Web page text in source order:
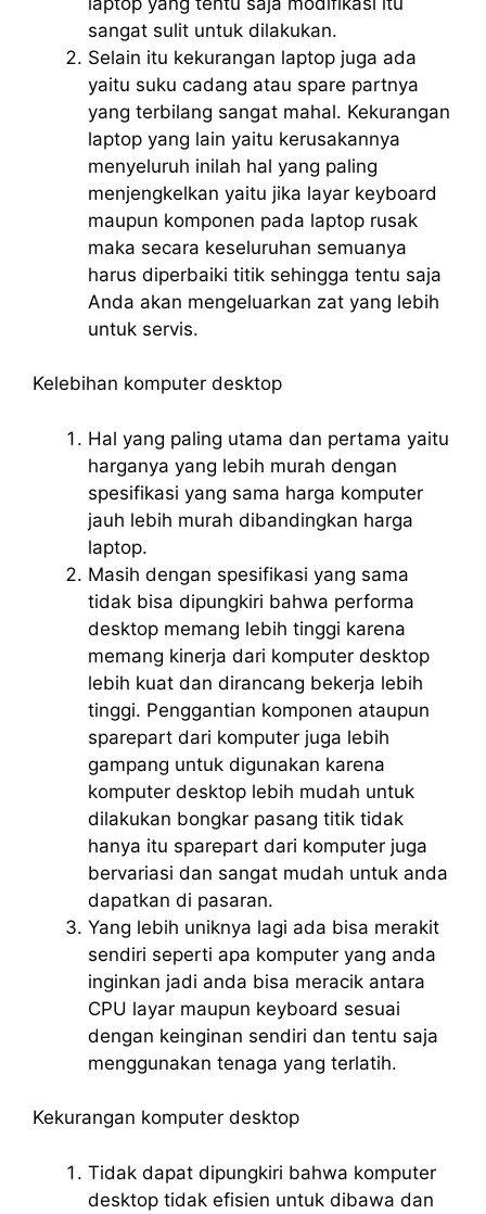
sangat sulit untuk dilakukan.
Selain itu kekurangan laptop juga ada
yaitu suku cadang atau spare partnya
yang terbilang sangat mahal. Kekurangan
laptop yang lain yaitu kerusakannya
menyeluruh inilah hal yang paling
menjengkelkan yaitu jika layar keyboard
maupun komponen pada laptop rusak
maka secara keseluruhan semuanya
harus diperbaiki titik sehingga tentu saja
Anda akan mengeluarkan zat yang lebih
untuk servis.
Kelebihan komputer desktop
Hal yang paling utama dan pertama yaitu
harganya yang lebih murah dengan
spesifikasi yang sama harga komputer
jauh lebih murah dibandingkan harga
laptop.
Masih dengan spesifikasi yang sama
tidak bisa dipungkiri bahwa performa
desktop memang lebih tinggi karena
memang kinerja dari komputer desktop
lebih kuat dan dirancang bekerja lebih
tinggi. Penggantian komponen ataupun
sparepart dari komputer juga lebih
gampang untuk digunakan karena
komputer desktop lebih mudah untuk
dilakukan bongkar pasang titik tidak
hanya itu sparepart dari komputer juga
bervariasi dan sangat mudah untuk anda
dapatkan di pasaran.
Yang lebih uniknya lagi ada bisa merakit
sendiri seperti apa komputer yang anda
inginkan jadi anda bisa meracik antara
CPU layar maupun keyboard sesuai
dengan keinginan sendiri dan tentu saja
menggunakan tenaga yang terlatih.
Kekurangan komputer desktop
Tidak dapat dipungkiri bahwa komputer
desktop tidak efisien untuk dibawa dan